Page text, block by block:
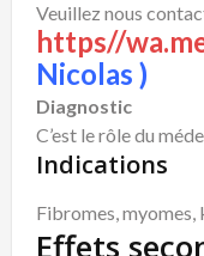
Veuillez nous
https//
Nicolas )
Diagnostic
C’est le rôle du
Indications
Fibromes, myomes,
Effets